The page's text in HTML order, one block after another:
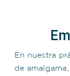
En nuestra
de